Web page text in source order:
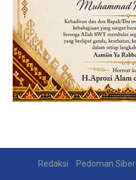
Redaksi Pedoman Siber